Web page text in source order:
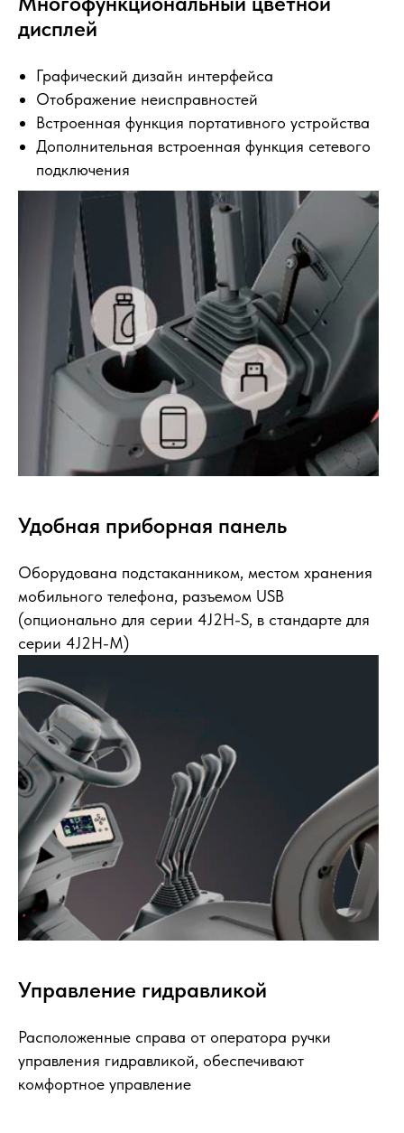
дисплей
Графический дизайн интерфейса
Отображение неисправностей
Встроенная функция портативного устройства
Дополнительная встроенная функция сетевого
подключения
Удобная приборная панель
Оборудована подстаканником, местом хранения
мобильного телефона, разъемом USB
(опционально для серии 4J2H-S, в стандарте для
серии 4J2H-М)
Управление гидравликой
Расположенные справа от оператора ручки
управления гидравликой, обеспечивают
комфортное управление